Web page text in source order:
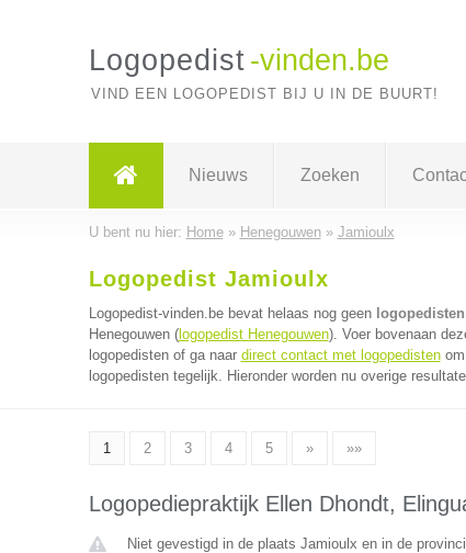
Logopedist -vinden.be
VIND EEN LOGOPEDIST BIJ U IN DE BUURT!
Nieuws Zoeken
U bent nu hier: Home» Henegouwen» Jamioulx
Logopedist Jamioulx
Logopedist-vinden.be bevat helaas nog geen
Henegouwen (logopedist Henegouwen). Voer bovenaan
logopedisten of ga naar direct contact met logopedistenom
logopedisten tegelijk. Hieronder worden nu overige
1 2 3 4 5 » »»
Logopediepraktijk Ellen Dhondt,
Niet gevestigd in de plaats Jamioulx en in de